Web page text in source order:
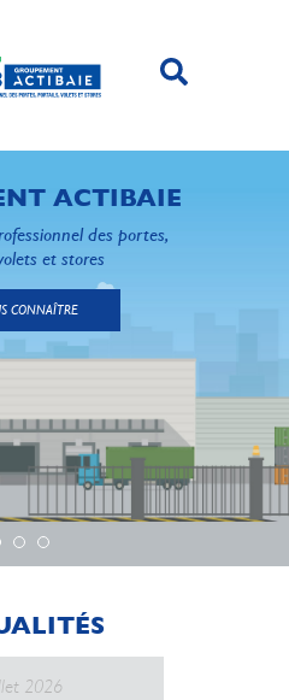
ACTIBAIE
des portes,
et stores
CONNAÎTRE
2026